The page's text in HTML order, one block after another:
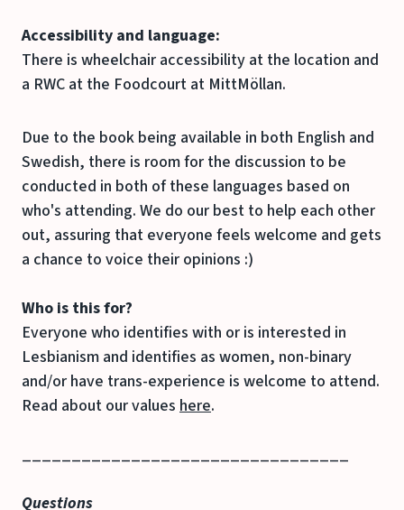
Accessibility and language:
There is wheelchair accessibility at the location and
a RWC at the Foodcourt at MittMöllan.
Due to the book being available in both English and
Swedish, there is room for the discussion to be
conducted in both of these languages based on
who's attending. We do our best to help each other
out, assuring that everyone feels welcome and gets
a chance to voice their opinions :)
Who is this for?
Everyone who identifies with or is interested in
Lesbianism and identifies as women, non-binary
and/or have trans-experience is welcome to attend.
Read about our values here.
_________________________________
Questions